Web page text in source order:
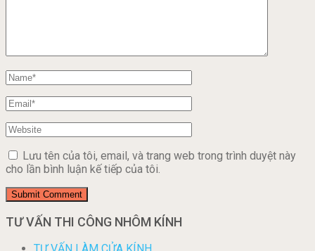
Lưu tên của tôi, email, và trang web trong trình duyệt này
cho lần bình luận kế tiếp của tôi.
TƯ VẤN THI CÔNG NHÔM KÍNH